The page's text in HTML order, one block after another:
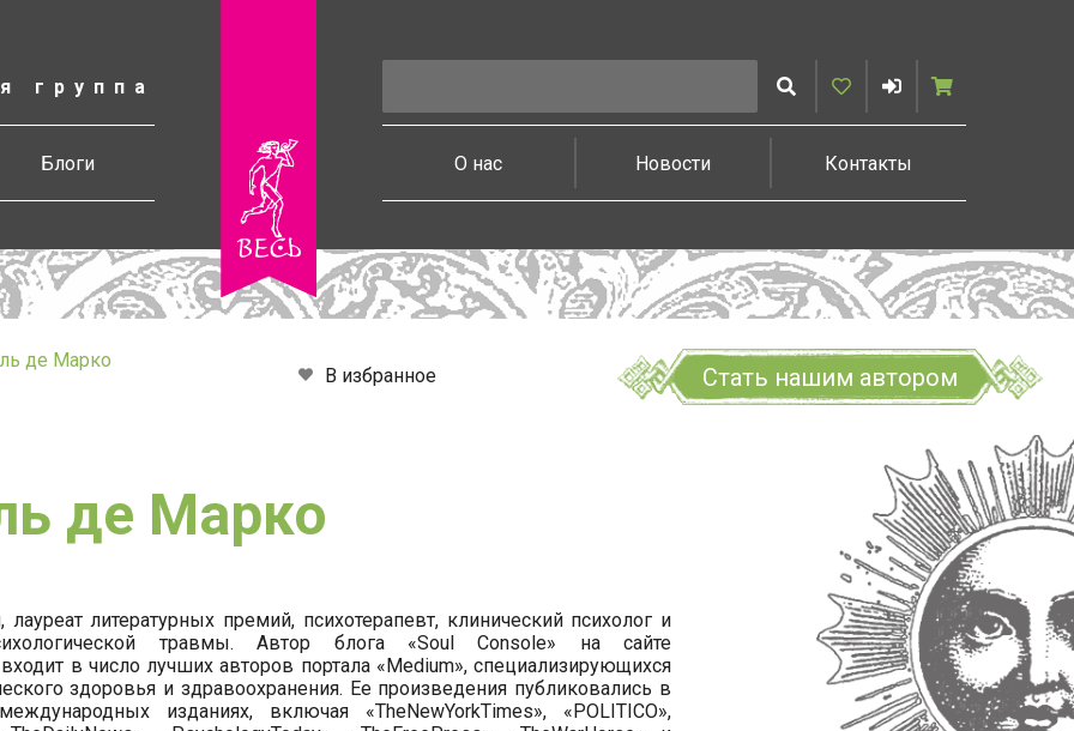
группа ИскатьИзбранное
ВойтиКорзина
Блоги О нас Новости Контакты
де Марко
В избранное Стать нашим автором
де Марко
литературных премий, психотерапевт, клинический психолог и
травмы. Автор блога «Soul Console» на сайте
в число лучших авторов портала «Medium», специализирующихся
здоровья и здравоохранения. Ее произведения публиковались в
изданиях, включая «TheNewYorkTimes», «POLITICO»,